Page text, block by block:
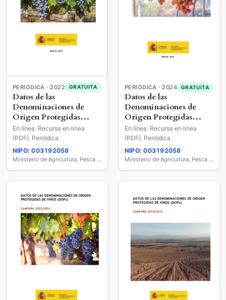
PERIÓDICA · 2022 GRATUITA
Datos de las
Denominaciones de
Origen Protegidas
(DOP) de Vinos
En línea. Recurso en línea
(PDF). Periódica.
NIPO: 003192058
Ministerio de Agricultura, Pesca y Alimentación
PERIÓDICA · 2024 GRATUITA
Datos de las
Denominaciones de
Origen Protegidas
(DOP) de Vinos
En línea. Recurso en línea
(PDF). Periódica.
NIPO: 003192058
Ministerio de Agricultura, Pesca y Alimentación